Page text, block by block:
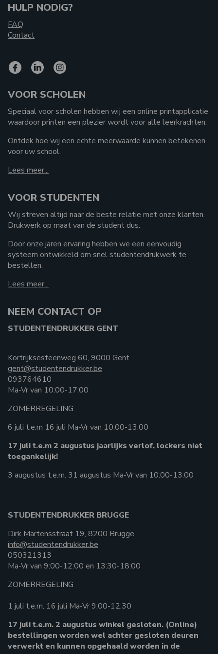
HULP NODIG?
FAQ
Contact
VOOR SCHOLEN
Speciaal voor scholen hebben wij een online printapplicatie
waardoor printen een plezier wordt voor alle leerkrachten.
Ontdek hoe wij een echte meerwaarde kunnen betekenen
voor uw school.
Lees meer...
VOOR STUDENTEN
Wij streven altijd naar de beste relatie met onze klanten.
Drukwerk op maat van de student dus.
Door onze jaren ervaring hebben we een eenvoudig
systeem ontwikkeld om snel studentendrukwerk te
bestellen.
Lees meer...
NEEM CONTACT OP
STUDENTENDRUKKER GENT
Kortrijksesteenweg 60, 9000 Gent
gent@studentendrukker.be
093764610
Ma-Vr van 10:00-17:00
ZOMERREGELING
6 juli t.e.m 16 juli Ma-Vr van 10:00-13:00
17 juli t.e.m 2 augustus jaarlijks verlof, lockers niet
toegankelijk!
3 augustus t.e.m. 31 augustus Ma-Vr van 10:00-13:00
STUDENTENDRUKKER BRUGGE
Dirk Martensstraat 19, 8200 Brugge
info@studentendrukker.be
050321313
Ma-Vr van 9:00-12:00 en 13:30-18:00
ZOMERREGELING
1 juli t.e.m. 16 juli Ma-Vr 9:00-12:30
17 juli t.e.m. 2 augustus winkel gesloten. (Online)
bestellingen worden wel achter gesloten deuren
verwerkt en kunnen opgehaald worden in de